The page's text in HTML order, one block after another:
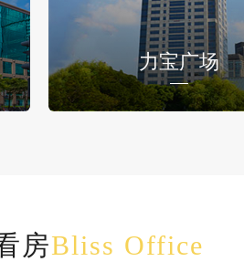
力宝广场
房Bliss Office